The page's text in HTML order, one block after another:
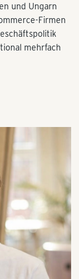
und Ungarn
Firmen
mehrfach